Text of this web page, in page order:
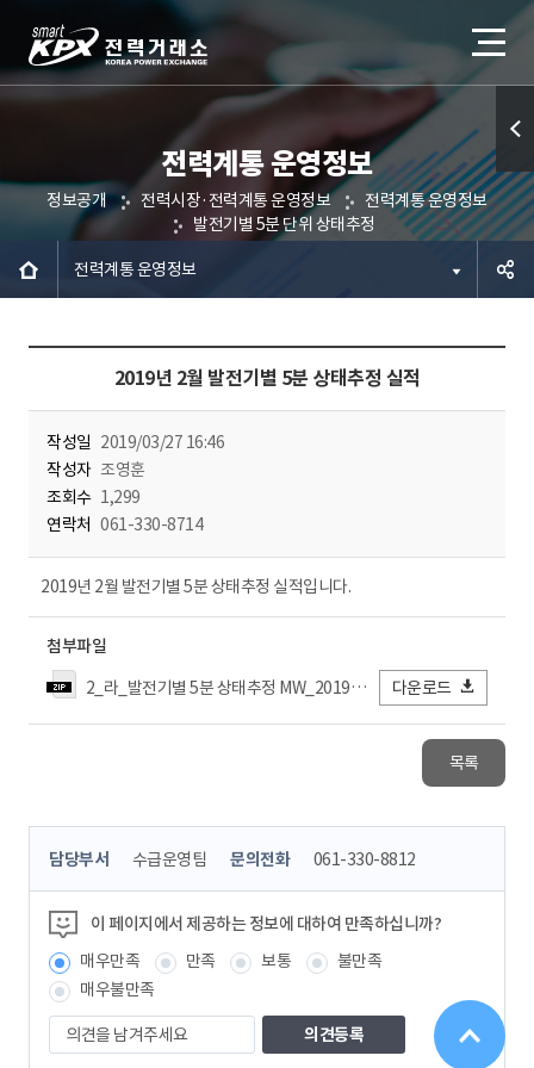
전력계통 운영정보
정보공개 전력시장·전력계통 운영정보
전력계통 운영정보
발전기별 5분 단위 상태추정
전력계통 운영정보
2019년 2월 발전기별 5분 상태추정 실적
작성일 2019/03/27 16:46
작성자 조영훈
조회수 1,299
연락처 061-330-8714
2019년 2월 발전기별 5분 상태추정 실적입니다.
첨부파일
2_라_발전기별 5분 상태추정 MW_2019년02월.zip
다운로드
목록
콘
츠
정
보
책
임
자
담당부서 수급운영팀 문의전화 061-330-8812
이 페이지에서 제공하는 정보에 대하여 만족하십니까?
매우만족
만족 보통
불만족
매우불만족
의
견
퀵메
뉴 열
기